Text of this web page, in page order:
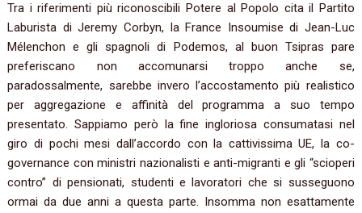
Tra i riferimenti più riconoscibili Potere al Popolo cita il Partito
Laburista di Jeremy Corbyn, la France Insoumise di Jean-Luc
Mélenchon e gli spagnoli di Podemos, al buon Tsipras pare
preferiscano non accomunarsi troppo anche se,
paradossalmente, sarebbe invero l’accostamento più realistico
per aggregazione e affinità del programma a suo tempo
presentato. Sappiamo però la fine ingloriosa consumatasi nel
giro di pochi mesi dall’accordo con la cattivissima UE, la co-
governance con ministri nazionalisti e anti-migranti e gli “scioperi
contro” di pensionati, studenti e lavoratori che si susseguono
ormai da due anni a questa parte. Insomma non esattamente